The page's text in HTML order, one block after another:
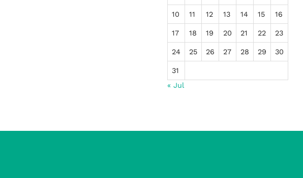
10 11 12 13 14 15 16
17 18 19 20 21 22 23
24 25 26 27 28 29 30
31
« Jul